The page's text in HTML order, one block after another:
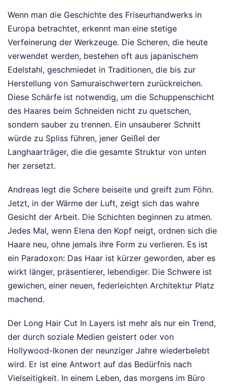
Wenn man die Geschichte des Friseurhandwerks in
Europa betrachtet, erkennt man eine stetige
Verfeinerung der Werkzeuge. Die Scheren, die heute
verwendet werden, bestehen oft aus japanischem
Edelstahl, geschmiedet in Traditionen, die bis zur
Herstellung von Samuraischwertern zurückreichen.
Diese Schärfe ist notwendig, um die Schuppenschicht
des Haares beim Schneiden nicht zu quetschen,
sondern sauber zu trennen. Ein unsauberer Schnitt
würde zu Spliss führen, jener Geißel der
Langhaarträger, die die gesamte Struktur von unten
her zersetzt.
Andreas legt die Schere beiseite und greift zum Föhn.
Jetzt, in der Wärme der Luft, zeigt sich das wahre
Gesicht der Arbeit. Die Schichten beginnen zu atmen.
Jedes Mal, wenn Elena den Kopf neigt, ordnen sich die
Haare neu, ohne jemals ihre Form zu verlieren. Es ist
ein Paradoxon: Das Haar ist kürzer geworden, aber es
wirkt länger, präsentierer, lebendiger. Die Schwere ist
gewichen, einer neuen, federleichten Architektur Platz
machend.
Der Long Hair Cut In Layers ist mehr als nur ein Trend,
der durch soziale Medien geistert oder von
Hollywood-Ikonen der neunziger Jahre wiederbelebt
wird. Er ist eine Antwort auf das Bedürfnis nach
Vielseitigkeit. In einem Leben, das morgens im Büro